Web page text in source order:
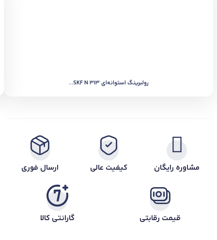
رولبرینگ استوانه‌ای SKF N 313...
مشاوره رایگان کیفیت عالی ارسال فوری
قیمت رقابتی گارانتی کالا